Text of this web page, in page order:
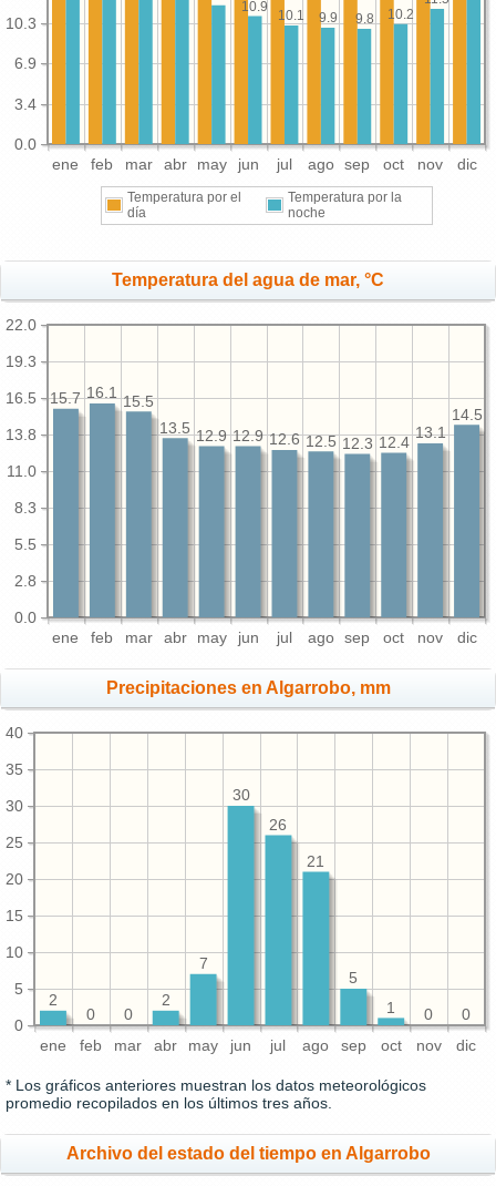
ene feb mar abr may jun jul ago sep oct nov dic
0.0
3.4
6.9
10.3
10.2
9.8
9.9
10.1
10.9
Temperatura por el
día
Temperatura por la
noche
Temperatura del agua de mar, °C
ene feb mar abr may jun jul ago sep oct nov dic
0.0
2.8
5.5
8.3
11.0
13.8
16.5
19.3
22.0
14.5
13.1
12.4
12.3
12.5
12.6
12.9
12.9
13.5
15.5
16.1
15.7
Precipitaciones en Algarrobo, mm
ene feb mar abr may jun jul ago sep oct nov dic
0
5
10
15
20
25
30
35
40
0
0
1
5
21
26
30
7
2
0
0
2
* Los gráficos anteriores muestran los datos meteorológicos
promedio recopilados en los últimos tres años.
Archivo del estado del tiempo en Algarrobo